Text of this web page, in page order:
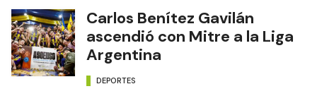
Carlos Benítez Gavilán
ascendió con Mitre a la Liga
Argentina
DEPORTES